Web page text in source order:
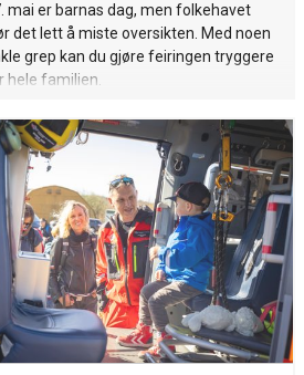
mai er barnas dag, men folkehavet
det lett å miste oversikten. Med noen
grep kan du gjøre feiringen tryggere
hele familien.